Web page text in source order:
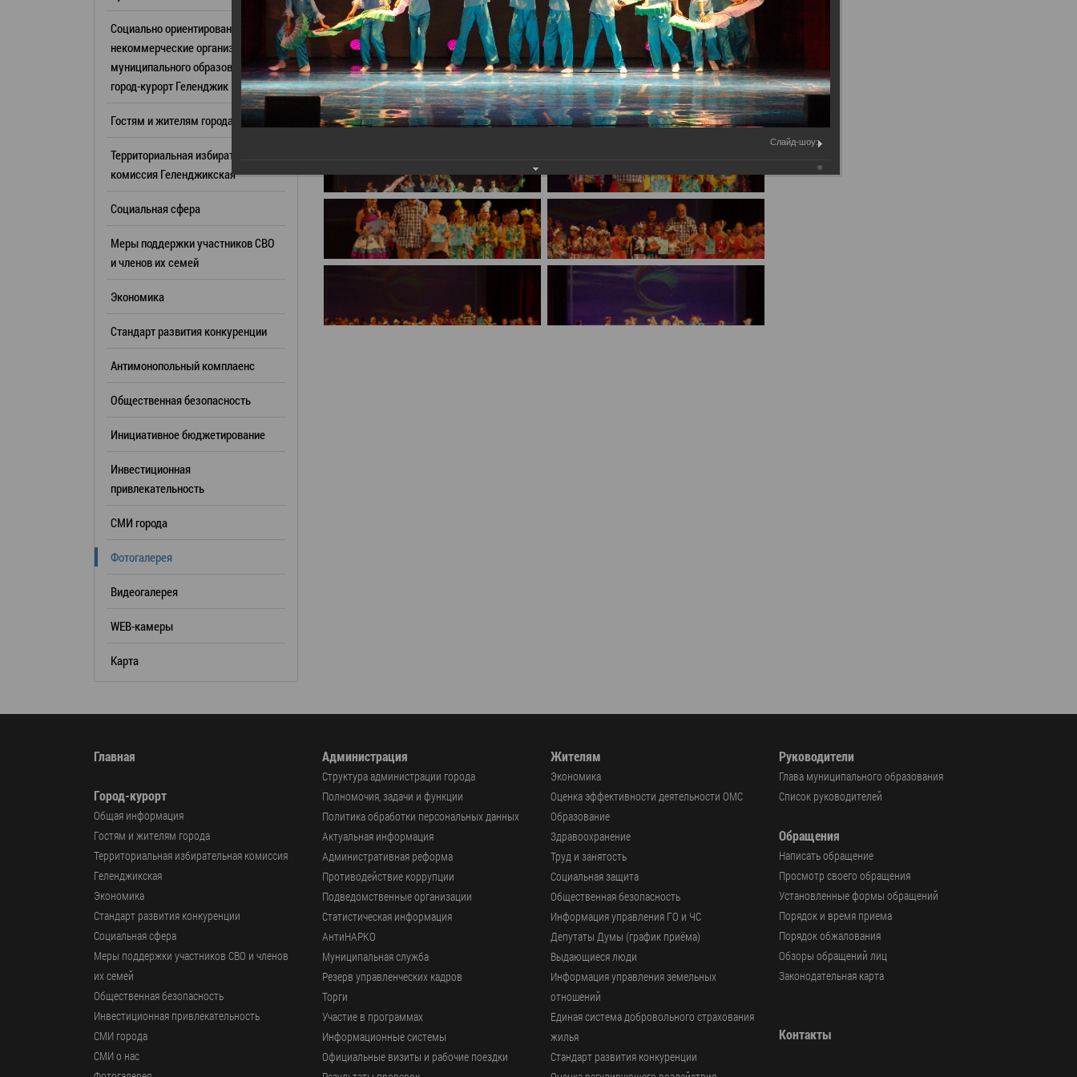
Антимонопольный комплаенс
Общественная безопасность
Инициативное бюджетирование
Инвестиционная
РУКОВОДИТЕЛИ
Список руководителей
Резерв управленческих кадров
Торги
Сведения о нестационарных
объектах (НТО), QR-коды
Имущественная поддержка
Проектная деятельность
Информационные системы
Официальные визиты и рабочие
поездки
Профсоюзные организации
имуществе и обязательствах
имущественного характера
План работы и график сессий
ОБРАЩЕНИЯ
Написать обращение
Установленные формы
обращений
Порядок и время приема
Порядок обжалования
Обзоры обращений лиц
Законодательная карта
Региональный государственный
контроль
Документы о выявлении
Социально ориентированные
некоммерческие организации
муниципального образования
город-курорт Геленджик
Гостям и жителям города
Территориальная избирательная
комиссия Геленджикcкая
Социальная сфера
Меры поддержки участников СВО
и членов их семей
Экономика
Стандарт развития конкуренции
Антимонопольный комплаенс
Общественная безопасность
Инициативное бюджетирование
Инвестиционная
привлекательность
СМИ города
Фотогалерея
Видеогалерея
WEB-камеры
Карта
Главная
Город-курорт
Общая информация
Гостям и жителям города
Территориальная избирательная комиссия
Геленджикcкая
Экономика
Стандарт развития конкуренции
Социальная сфера
Меры поддержки участников СВО и членов
их семей
Общественная безопасность
Инвестиционная привлекательность
СМИ города
СМИ о нас
Администрация
Структура администрации города
Полномочия, задачи и функции
Политика обработки персональных данных
Актуальная информация
Административная реформа
Противодействие коррупции
Подведомственные организации
Статистическая информация
АнтиНАРКО
Муниципальная служба
Резерв управленческих кадров
Торги
Участие в программах
Информационные системы
Официальные визиты и рабочие поездки
Жителям
Экономика
Оценка эффективности деятельности ОМС
Образование
Здравоохранение
Труд и занятость
Социальная защита
Общественная безопасность
Информация управления ГО и ЧС
Депутаты Думы (график приёма)
Выдающиеся люди
Информация управления земельных
отношений
Единая система добровольного страхования
жилья
Стандарт развития конкуренции
Руководители
Глава муниципального образования
Список руководителей
Обращения
Написать обращение
Просмотр своего обращения
Установленные формы обращений
Порядок и время приема
Порядок обжалования
Обзоры обращений лиц
Законодательная карта
Контакты
Слайд-шоу: